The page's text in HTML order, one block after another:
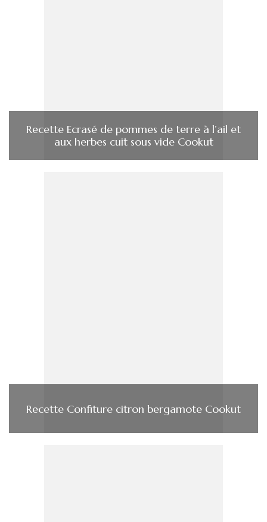
Recette Ecrasé de pommes de terre à l’ail et
aux herbes cuit sous vide Cookut
Recette Confiture citron bergamote Cookut